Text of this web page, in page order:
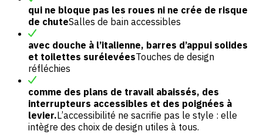
qui ne bloque pas les roues ni ne crée de risque
de chuteSalles de bain accessibles
avec douche à l’italienne, barres d’appui solides
et toilettes surélevéesTouches de design
réfléchies
comme des plans de travail abaissés, des
interrupteurs accessibles et des poignées à
levier.L’accessibilité ne sacrifie pas le style : elle
intègre des choix de design utiles à tous.